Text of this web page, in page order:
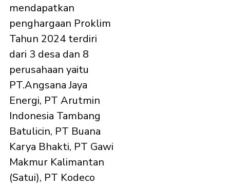
mendapatkan
penghargaan Proklim
Tahun 2024 terdiri
dari 3 desa dan 8
perusahaan yaitu
PT.Angsana Jaya
Energi, PT Arutmin
Indonesia Tambang
Batulicin, PT Buana
Karya Bhakti, PT Gawi
Makmur Kalimantan
(Satui), PT Kodeco